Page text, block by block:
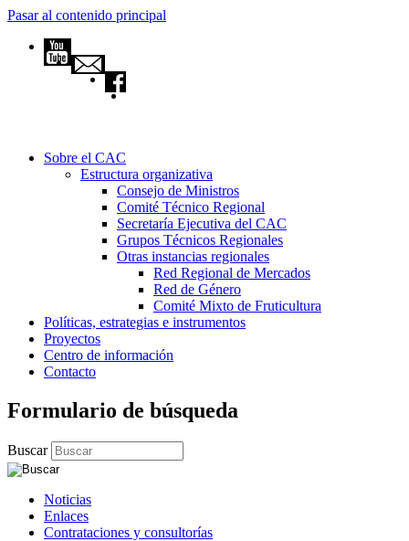
Pasar al contenido principal
Sobre el CAC
Estructura organizativa
Consejo de Ministros
Comité Técnico Regional
Secretaría Ejecutiva del CAC
Grupos Técnicos Regionales
Otras instancias regionales
Red Regional de Mercados
Red de Género
Comité Mixto de Fruticultura
Políticas, estrategias e instrumentos
Proyectos
Centro de información
Contacto
Formulario de búsqueda
Buscar
Noticias
Enlaces
Contrataciones y consultorías